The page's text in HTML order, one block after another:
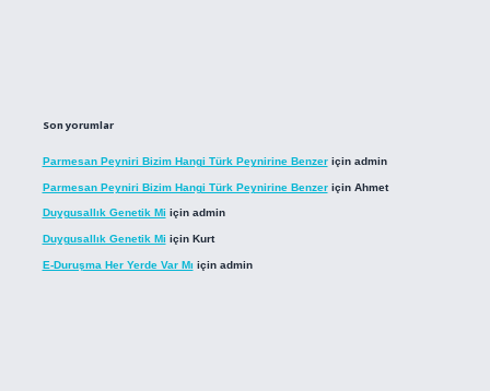
Son yorumlar
Parmesan Peyniri Bizim Hangi Türk Peynirine Benzeriçin admin
Parmesan Peyniri Bizim Hangi Türk Peynirine Benzeriçin Ahmet
Duygusallık Genetik Mi için admin
Duygusallık Genetik Mi için Kurt
E-Duruşma Her Yerde Var Mı için admin